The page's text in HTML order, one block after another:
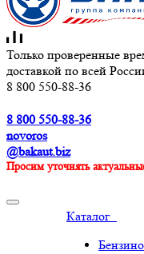
Только проверенные
доставкой по всей
8 800 550-88-36
8 800 550-88-36
novoros
@bakaut.biz
Просим уточнять
Каталог